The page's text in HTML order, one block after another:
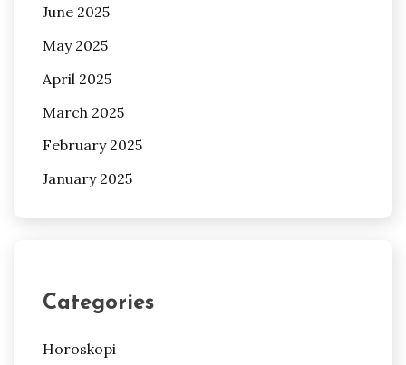
June 2025
May 2025
April 2025
March 2025
February 2025
January 2025
Categories
Horoskopi